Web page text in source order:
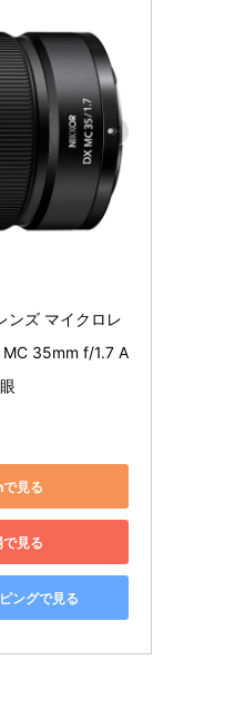
ンズ マイクロレ
MC 35mm f/1.7 A
見る
見る
ングで見る